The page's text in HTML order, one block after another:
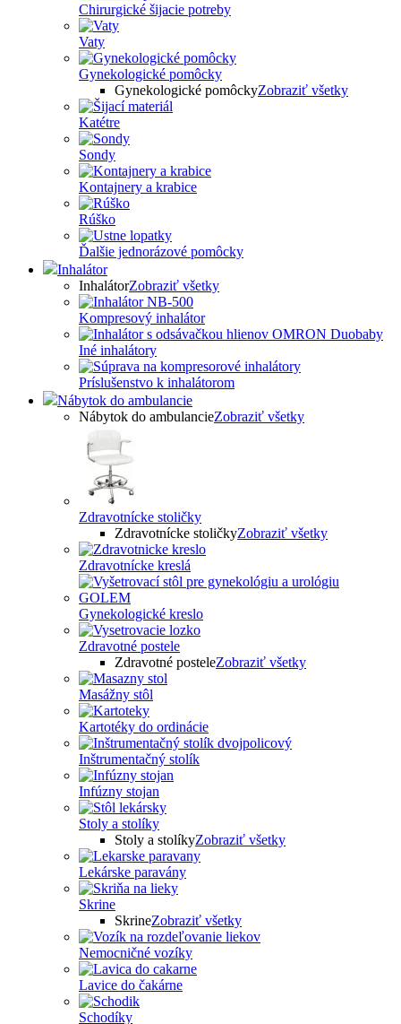
Chirurgické šijacie potreby
Vaty
Gynekologické pomôcky
Gynekologické pomôckyZobraziť všetky
Katétre
Sondy
Kontajnery a krabice
Rúško
Ďalšie jednorázové pomôcky
Inhalátor
InhalátorZobraziť všetky
Kompresový inhalátor
Iné inhalátory
Príslušenstvo k inhalátorom
Nábytok do ambulancie
Nábytok do ambulancieZobraziť všetky
Zdravotnícke stoličky
Zdravotnícke stoličkyZobraziť všetky
Zdravotnícke kreslá
Gynekologické kreslo
Zdravotné postele
Zdravotné posteleZobraziť všetky
Masážny stôl
Kartotéky do ordinácie
Inštrumentačný stolík
Infúzny stojan
Stoly a stolíky
Stoly a stolíkyZobraziť všetky
Lekárske paravány
Skrine
SkrineZobraziť všetky
Nemocničné vozíky
Lavice do čakárne
Schodíky